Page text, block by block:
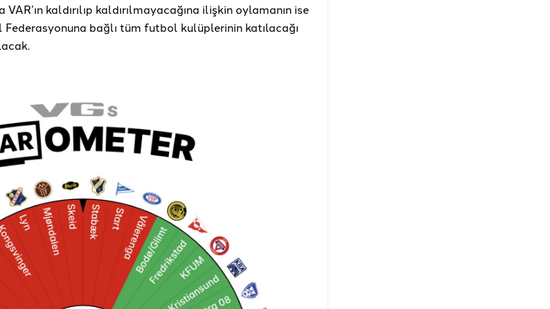
kaldırılıp kaldırılmayacağına ilişkin oylamanın ise
bağlı tüm futbol kulüplerinin katılacağı